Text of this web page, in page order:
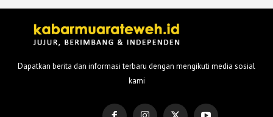
Dapatkan berita dan informasi terbaru dengan mengikuti media sosial
kami